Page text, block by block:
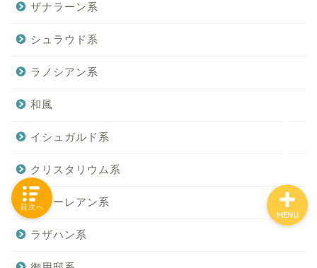
ザナラーン系
シュラウド系
ラノシアン系
和風
イシュガルド系
クリスタリウム系
シャーレアン系
ラザハン系
MENU
目次へ